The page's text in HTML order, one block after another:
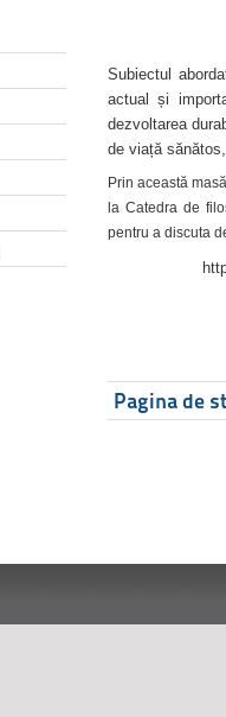
Subiectul
actual și
dezvoltarea
de viață
Prin această
la Catedra de
pentru a discuta
Pagina de